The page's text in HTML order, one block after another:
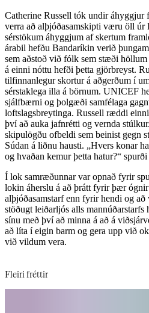
Catherine Russell tók undir áhyggjur
verra að alþjóðasamskipti væru öll
sérstökum áhyggjum af skertum
árabil hefðu Bandaríkin verið
sem aðstoð við fólk sem stæði
á einni nóttu hefði þetta gjörbreyst.
tilfinnanlegur skortur á aðgerðum í
sérstaklega illa á börnum. UNICEF
sjálfbærni og þolgæði samfélaga
loftslagsbreytinga. Russell ræddi
því að auka jafnrétti og vernda
skipulögðu ofbeldi sem beinist gegn
Súdan á liðnu hausti. „Hvers konar
og hvaðan kemur þetta hatur?“ spurði hún.​​​​‌
Í lok samræðunnar var opnað fyrir
lokin áherslu á að þrátt fyrir þær ógnir
alþjóðasamstarf enn fyrir hendi og
stöðugt leiðarljós alls
sínu með því að minna á að á
að líta í eigin barm og gera upp við
við vildum vera.
Fleiri fréttir